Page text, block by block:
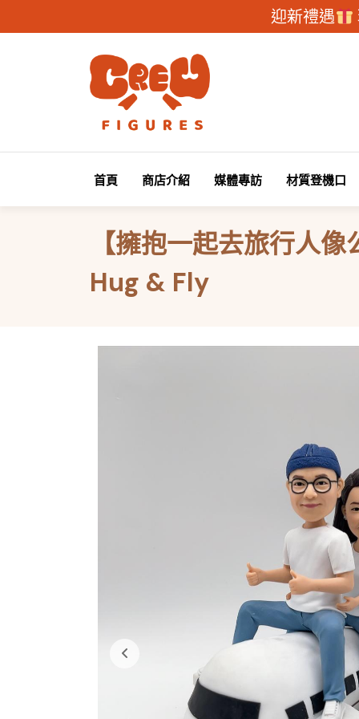
迎新禮遇
首頁 商店介紹 媒體專訪 材質登機口
【擁抱一起去旅行人
Hug & Fly